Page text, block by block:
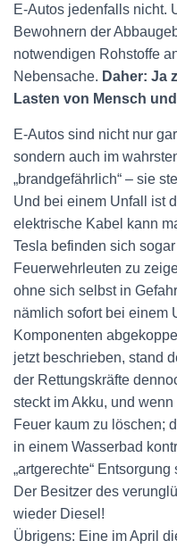
E-Autos jedenfalls nicht.
Bewohnern der
notwendigen Rohstoffe
Nebensache. Daher: Ja
Lasten von Mensch
E-Autos sind nicht nur
sondern auch im
„brandgefährlich“ – sie
Und bei einem Unfall ist
elektrische Kabel kann
Tesla befinden sich
Feuerwehrleuten zu
ohne sich selbst in
nämlich sofort bei einem
Komponenten
jetzt beschrieben, stand
der Rettungskräfte
steckt im Akku, und
Feuer kaum zu löschen;
in einem Wasserbad
„artgerechte“
Der Besitzer des
wieder Diesel!
Übrigens: Eine im April